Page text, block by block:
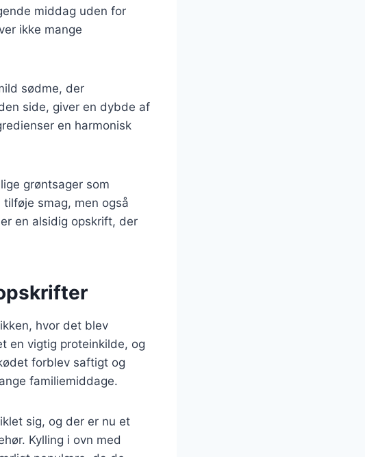
middag uden for
ikke mange
sødme, der
side, giver en dybde af
en harmonisk
grøntsager som
smag, men også
en alsidig opskrift, der
hvor det blev
en vigtig proteinkilde, og
forblev saftigt og
familiemiddage.
sig, og der er nu et
Kylling i ovn med